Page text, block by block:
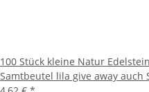
100 Stück kleine Natur
Samtbeutel lila give away auch